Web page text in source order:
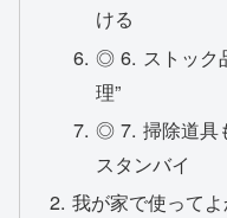
ける
◎ 6. ストック
理”
◎ 7. 掃除道具
スタンバイ
我が家で使って